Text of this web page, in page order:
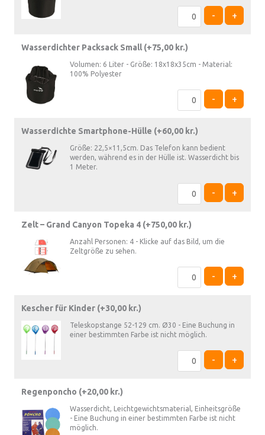
- +
Wasserdichter Packsack Small (+75,00 kr.)
Volumen: 6 Liter - Größe: 18x18x35cm - Material:
100% Polyester
- +
Wasserdichte Smartphone-Hülle (+60,00 kr.)
Größe: 22,5×11,5cm. Das Telefon kann bedient
werden, während es in der Hülle ist. Wasserdicht bis
1 Meter.
- +
Zelt – Grand Canyon Topeka 4 (+750,00 kr.)
Anzahl Personen: 4 - Klicke auf das Bild, um die
Zeltgröße zu sehen.
- +
Kescher für Kinder (+30,00 kr.)
Teleskopstange 52-129 cm. Ø30 - Eine Buchung in
einer bestimmten Farbe ist nicht möglich.
- +
Regenponcho (+20,00 kr.)
Wasserdicht, Leichtgewichtsmaterial, Einheitsgröße
- Eine Buchung in einer bestimmten Farbe ist nicht
möglich.